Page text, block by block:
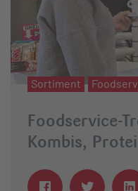
Sortiment
Foodservice-
Kombis,